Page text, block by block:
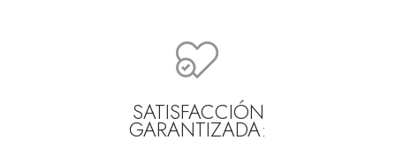
SATISFACCIÓN
GARANTIZADA: